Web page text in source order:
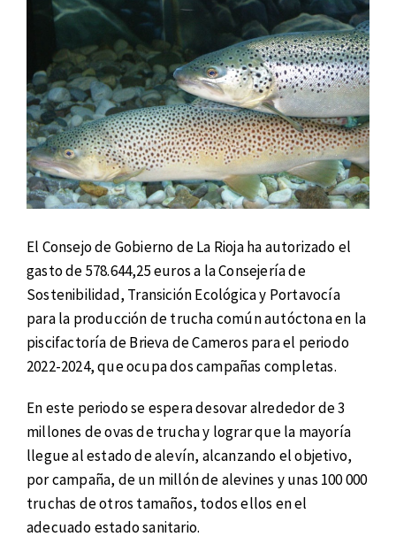
El Consejo de Gobierno de La Rioja ha autorizado el
gasto de 578.644,25 euros a la Consejería de
Sostenibilidad, Transición Ecológica y Portavocía
para la producción de trucha común autóctona en la
piscifactoría de Brieva de Cameros para el periodo
2022-2024, que ocupa dos campañas completas.
En este periodo se espera desovar alrededor de 3
millones de ovas de trucha y lograr que la mayoría
llegue al estado de alevín, alcanzando el objetivo,
por campaña, de un millón de alevines y unas 100 000
truchas de otros tamaños, todos ellos en el
adecuado estado sanitario.